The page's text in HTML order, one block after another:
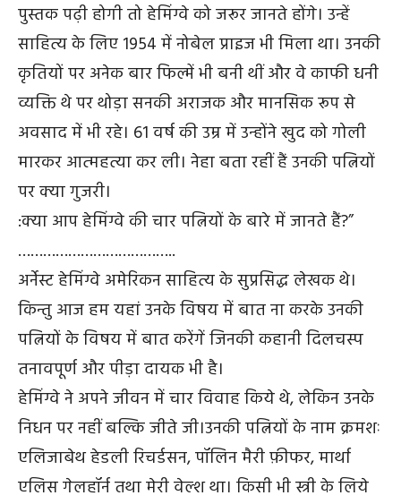
पुस्तक पढ़ी होगी तो हेमिंग्वे को जरूर जानते होंगे। उन्हें
साहित्य के लिए 1954 में नोबेल प्राइज भी मिला था। उनकी
कृतियों पर अनेक बार फिल्में भी बनी थीं और वे काफी धनी
व्यक्ति थे पर थोड़ा सनकी अराजक और मानसिक रूप से
अवसाद में भी रहे। 61 वर्ष की उम्र में उन्होंने खुद को गोली
मारकर आत्महत्या कर ली। नेहा बता रहीं हैं उनकी पत्नियों
पर क्या गुजरी।
:क्या आप हेमिंग्वे की चार पत्नियों के बारे में जानते हैं?”
………………………………..
अर्नेस्ट हेमिंग्वे अमेरिकन साहित्य के सुप्रसिद्ध लेखक थे।
किन्तु आज हम यहां उनके विषय में बात ना करके उनकी
पत्नियों के विषय में बात करेंगें जिनकी कहानी दिलचस्प
तनावपूर्ण और पीड़ा दायक भी है।
हेमिंग्वे ने अपने जीवन में चार विवाह किये थे, लेकिन उनके
निधन पर नहीं बल्कि जीते जी।उनकी पत्नियों के नाम क्रमशः
एलिजाबेथ हेडली रिचर्डसन, पॉलिन मैरी फ़ीफर, मार्था
एलिस गेलहॉर्न तथा मेरी वेल्श था। किसी भी स्त्री के लिये